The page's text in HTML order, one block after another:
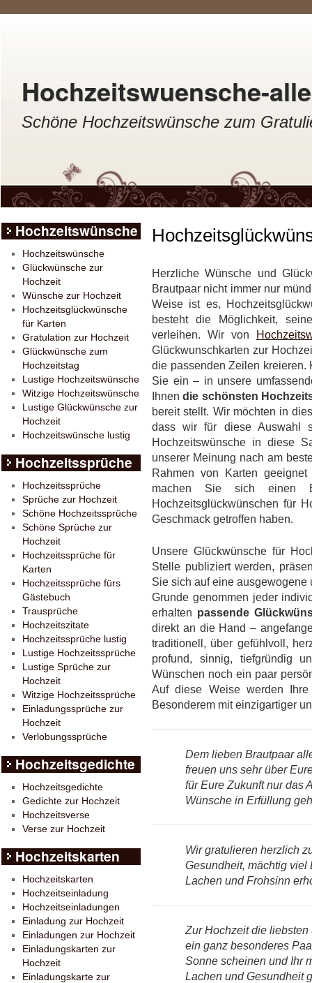
Hochzeitswuensche-
Schöne Hochzeitswünsche zum
Herzliche Wünsche und
Brautpaar nicht immer nur
Weise ist es,
besteht die Möglichkeit,
verleihen. Wir von
Glückwunschkarten zur
die passenden Zeilen kreieren.
Sie ein – in unsere
Ihnendie schönsten
bereit stellt. Wir möchten in
dass wir für diese Auswahl
Hochzeitswünsche in diese
unserer Meinung nach am
Rahmen von Karten
machen Sie sich einen
Hochzeitsglückwünschen für
Geschmack getroffen haben.
Unsere Glückwünsche für
Stelle publiziert werden,
Sie sich auf eine ausgewogene
Grunde genommen jeder
erhalten passende
direkt an die Hand –
traditionell, über gefühlvoll,
profund, sinnig, tiefgründig
Wünschen noch ein paar
Auf diese Weise werden
Besonderem mit einzigartiger
Dem lieben Brautpaar
freuen uns sehr über
für Eure Zukunft nur das
Wünsche in Erfüllung
Wir gratulieren herzlich
Gesundheit, mächtig
Lachen und Frohsinn
Zur Hochzeit die
ein ganz besonderes
Sonne scheinen und Ihr
Lachen und Gesundheit
Hochzeitswünsche
Hochzeitswünsche
Glückwünsche zur
Hochzeit
Wünsche zur Hochzeit
Hochzeitsglückwünsche
für Karten
Gratulation zur Hochzeit
Glückwünsche zum
Hochzeitstag
Lustige Hochzeitswünsche
Witzige Hochzeitswünsche
Lustige Glückwünsche zur
Hochzeit
Hochzeitswünsche lustig
Hochzeitssprüche
Hochzeitssprüche
Sprüche zur Hochzeit
Schöne Hochzeitssprüche
Schöne Sprüche zur
Hochzeit
Hochzeitssprüche für
Karten
Hochzeitssprüche fürs
Gästebuch
Trausprüche
Hochzeitszitate
Hochzeitssprüche lustig
Lustige Hochzeitssprüche
Lustige Sprüche zur
Hochzeit
Witzige Hochzeitssprüche
Einladungssprüche zur
Hochzeit
Verlobungssprüche
Hochzeitsgedichte
Hochzeitsgedichte
Gedichte zur Hochzeit
Hochzeitsverse
Verse zur Hochzeit
Hochzeitskarten
Hochzeitskarten
Hochzeitseinladung
Hochzeitseinladungen
Einladung zur Hochzeit
Einladungen zur Hochzeit
Einladungskarten zur
Hochzeit
Einladungskarte zur